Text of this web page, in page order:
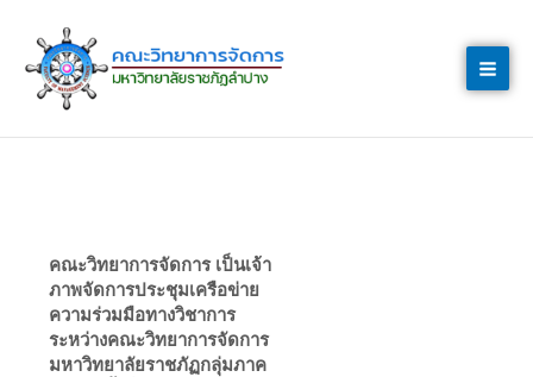
content
คณะวิทยาการจัดการ เป็นเจ้า
ภาพจัดการประชุมเครือข่าย
ความร่วมมือทางวิชาการ
ระหว่างคณะวิทยาการจัดการ
มหาวิทยาลัยราชภัฏกลุ่มภาค